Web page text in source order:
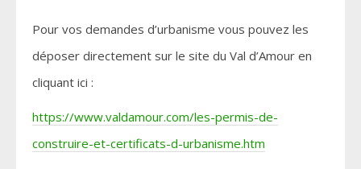
Pour vos demandes d’urbanisme vous pouvez les
déposer directement sur le site du Val d’Amour en
cliquant ici :
https://www.valdamour.com/les-permis-de-
construire-et-certificats-d-urbanisme.htm